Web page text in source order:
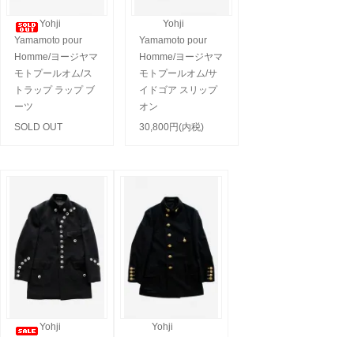
Yohji
Yamamoto pour
Homme/ヨージヤマ
モトプールオム/ス
トラップ ラップ ブ
ーツ
SOLD OUT
Yohji
Yamamoto pour
Homme/ヨージヤマ
モトプールオム/サ
イドゴア スリップ
オン
30,800円(内税)
Yohji
Yohji